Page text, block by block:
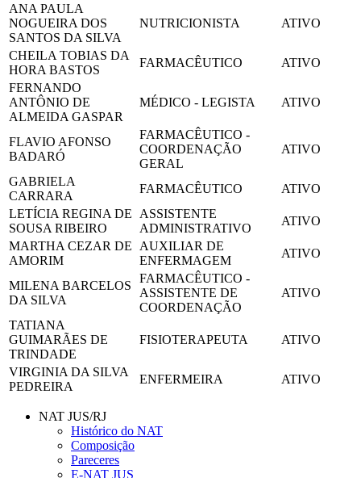
ANA PAULA
NOGUEIRA DOS
SANTOS DA SILVA
NUTRICIONISTA ATIVO
CHEILA TOBIAS DA
HORA BASTOS
FARMACÊUTICO
ATIVO
FERNANDO
ANTÔNIO DE
ALMEIDA GASPAR
MÉDICO - LEGISTA ATIVO
FLAVIO AFONSO
BADARÓ
FARMACÊUTICO -
COORDENAÇÃO
GERAL
ATIVO
GABRIELA
CARRARA
FARMACÊUTICO
ATIVO
LETÍCIA REGINA DE
SOUSA RIBEIRO
ASSISTENTE
ADMINISTRATIVO
ATIVO
MARTHA CEZAR DE
AMORIM
AUXILIAR DE
ENFERMAGEM
ATIVO
MILENA BARCELOS
DA SILVA
FARMACÊUTICO -
ASSISTENTE DE
COORDENAÇÃO
ATIVO
TATIANA
GUIMARÃES DE
TRINDADE
FISIOTERAPEUTA ATIVO
VIRGINIA DA SILVA
PEDREIRA
ENFERMEIRA ATIVO
NAT JUS/RJ
Histórico do NAT
Composição
Pareceres
E-NAT JUS